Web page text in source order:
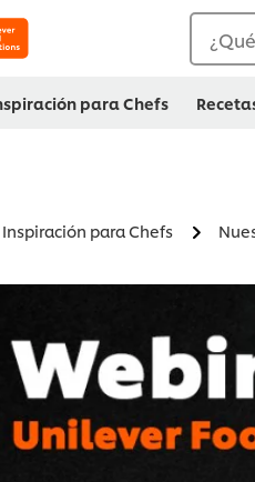
para Chefs
Inspiración para Chefs